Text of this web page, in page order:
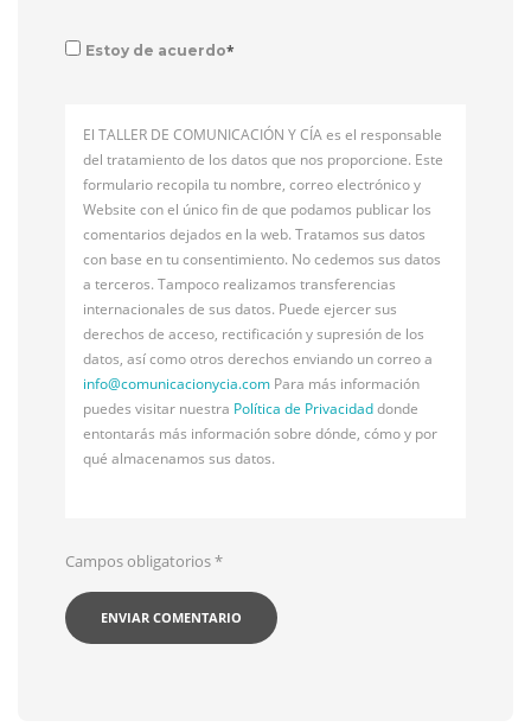
Estoy de acuerdo*
El TALLER DE COMUNICACIÓN Y CÍA es el responsable
del tratamiento de los datos que nos proporcione. Este
formulario recopila tu nombre, correo electrónico y
Website con el único fin de que podamos publicar los
comentarios dejados en la web. Tratamos sus datos
con base en tu consentimiento. No cedemos sus datos
a terceros. Tampoco realizamos transferencias
internacionales de sus datos. Puede ejercer sus
derechos de acceso, rectificación y supresión de los
datos, así como otros derechos enviando un correo a
info@comunicacionycia.com Para más información
puedes visitar nuestra Política de Privacidaddonde
entontarás más información sobre dónde, cómo y por
qué almacenamos sus datos.
Campos obligatorios*